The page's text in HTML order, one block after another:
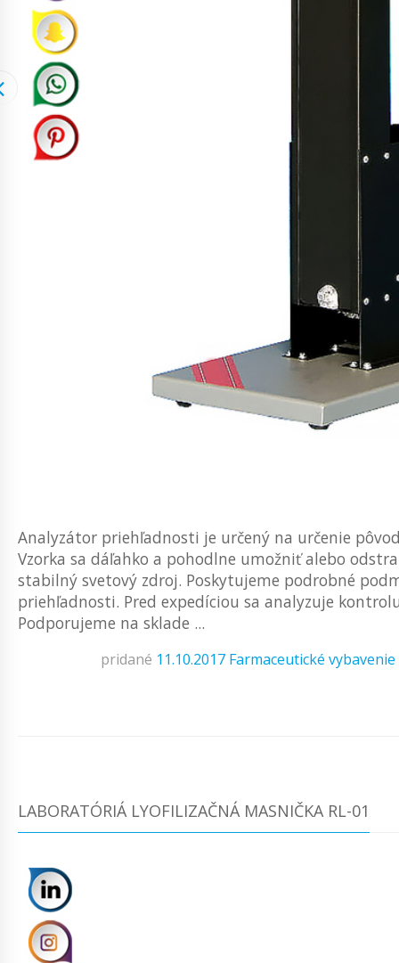
Analyzátor priehľadnosti je určený na určenie
Vzorka sa dáľahko a pohodlne umožniť alebo
stabilný svetový zdroj. Poskytujeme podrobné
priehľadnosti. Pred expedíciou sa analyzuje
Podporujeme na sklade ...
pridané 11.10.2017 Farmaceutické vybavenie
LABORATÓRIÁ LYOFILIZAČNÁ MASNIČKA RL-01